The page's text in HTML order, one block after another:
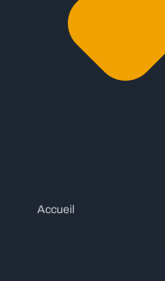
Accueil